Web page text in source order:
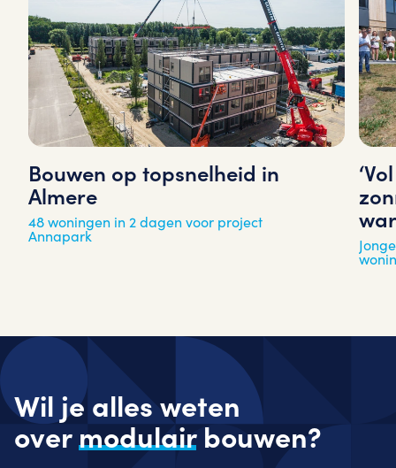
Bouwen op topsnelheid in
Almere
48 woningen in 2 dagen voor project
Annapark
Wil je alles weten
overmodulairbouwen?